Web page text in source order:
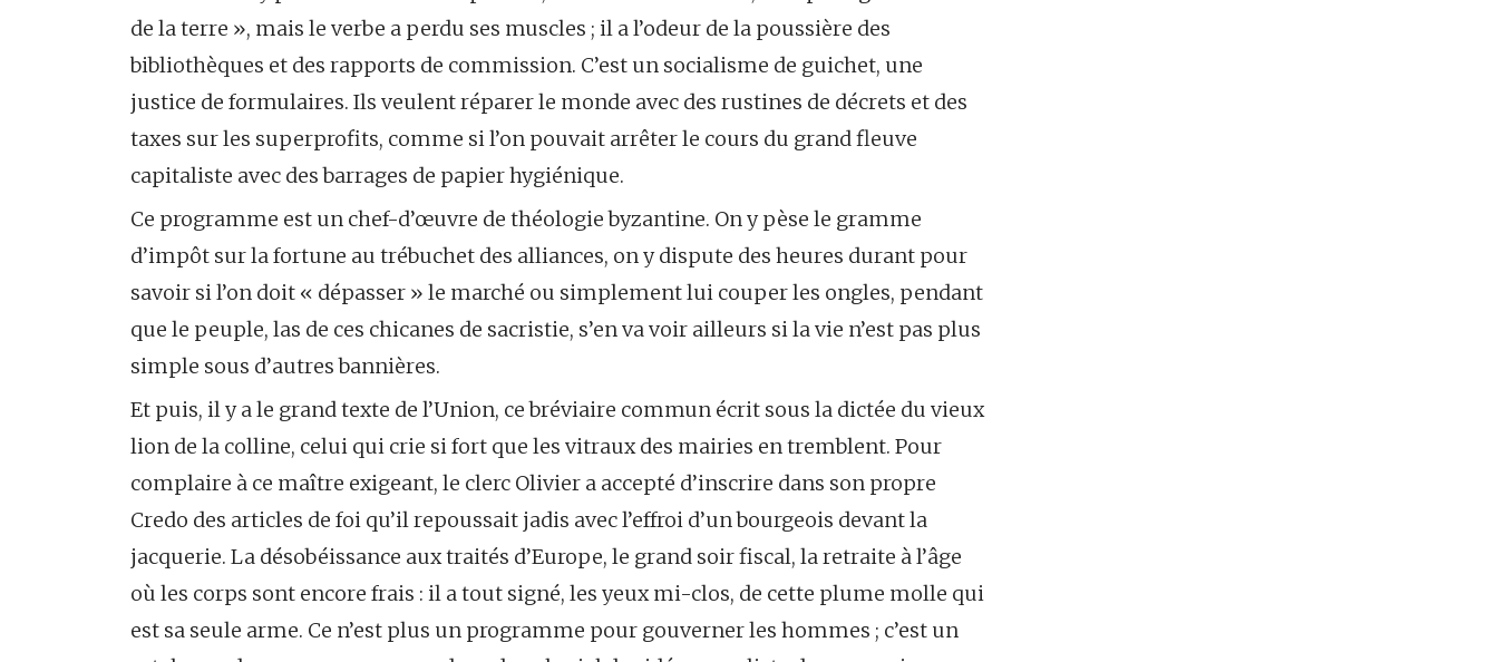
de la terre », mais le verbe a perdu ses muscles ; il a l’odeur de la poussière des
bibliothèques et des rapports de commission. C’est un socialisme de guichet, une
justice de formulaires. Ils veulent réparer le monde avec des rustines de décrets et des
taxes sur les superprofits, comme si l’on pouvait arrêter le cours du grand fleuve
capitaliste avec des barrages de papier hygiénique.
Ce programme est un chef-d’œuvre de théologie byzantine. On y pèse le gramme
d’impôt sur la fortune au trébuchet des alliances, on y dispute des heures durant pour
savoir si l’on doit « dépasser » le marché ou simplement lui couper les ongles, pendant
que le peuple, las de ces chicanes de sacristie, s’en va voir ailleurs si la vie n’est pas plus
simple sous d’autres bannières.
Et puis, il y a le grand texte de l’Union, ce bréviaire commun écrit sous la dictée du vieux
lion de la colline, celui qui crie si fort que les vitraux des mairies en tremblent. Pour
complaire à ce maître exigeant, le clerc Olivier a accepté d’inscrire dans son propre
Credo des articles de foi qu’il repoussait jadis avec l’effroi d’un bourgeois devant la
jacquerie. La désobéissance aux traités d’Europe, le grand soir fiscal, la retraite à l’âge
où les corps sont encore frais : il a tout signé, les yeux mi-clos, de cette plume molle qui
est sa seule arme. Ce n’est plus un programme pour gouverner les hommes ; c’est un